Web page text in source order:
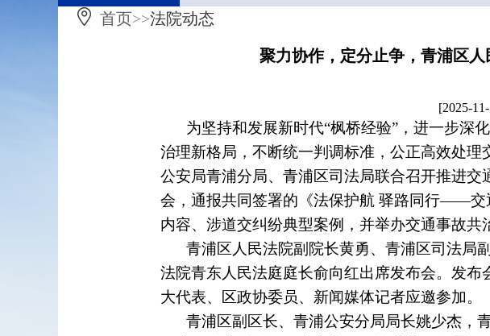
首页>>法院动态
聚力协作，定分止争，青浦区
[2025-
为坚持和发展新时代“枫桥经验”，进一步深
治理新格局，不断统一判调标准，公正高效处
公安局青浦分局、青浦区司法局联合召开推进
会，通报共同签署的《法保护航 驿路同行——交
内容、涉道交纠纷典型案例，并举办交通事故共
青浦区人民法院副院长黄勇、青浦区司法局
法院青东人民法庭庭长俞向红出席发布会。发
大代表、区政协委员、新闻媒体记者应邀参加。
青浦区副区长、青浦公安分局局长姚少杰，